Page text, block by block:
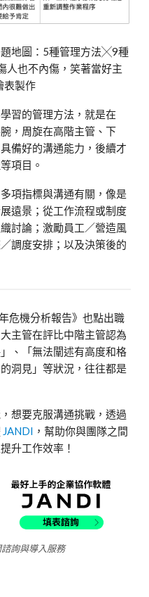
地圖： 5種管理方法╳9種
人也不內傷，笑著當好主
表製作
習的管理方法，就是在
，周旋在高階主管、下
備好的溝通能力，後續才
項目。
項指標與溝通有關，像是
遠景；從工作流程或制度
討論；激勵員工／營造風
調度安排；以及決策後的
危機分析報告》也點出職
主管在評比中階主管認為
、「無法闡述有高度和格
洞見」等狀況，往往都是
想要克服溝通挑戰，透過
JANDI ，幫助你與團隊之間
升工作效率！
詢與導入服務